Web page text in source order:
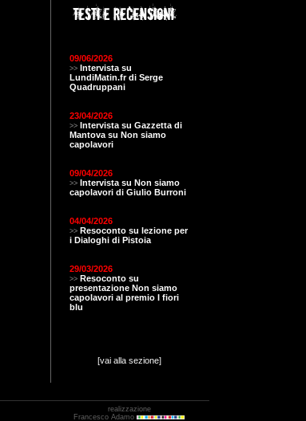
09/06/2026
>> Intervista su
LundiMatin.fr di Serge
Quadruppani
23/04/2026
>> Intervista su Gazzetta di
Mantova su Non siamo
capolavori
09/04/2026
>> Intervista su Non siamo
capolavori di Giulio Burroni
04/04/2026
>> Resoconto su lezione per
i Dialoghi di Pistoia
29/03/2026
>> Resoconto su
presentazione Non siamo
capolavori al premio I fiori
blu
[vai alla sezione]
realizzazione
Francesco Adamo